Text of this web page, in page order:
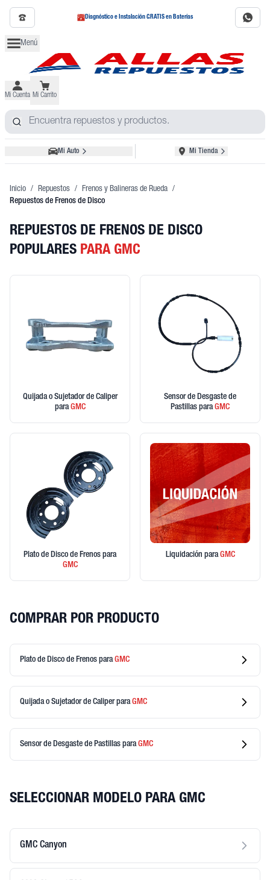
Diagnóstico e Instalación GRATIS en Baterías
Menú
Mi Cuenta Mi Carrito
Mi Auto Mi Tienda
Inicio / Repuestos / Frenos y Balineras de Rueda /
Repuestos de Frenos de Disco
REPUESTOS DE FRENOS DE DISCO
POPULARES PARA GMC
Quijada o Sujetador de Caliper
paraGMC
Sensor de Desgaste de
Pastillas paraGMC
Plato de Disco de Frenos para
GMC
Liquidación paraGMC
COMPRAR POR PRODUCTO
Plato de Disco de Frenos paraGMC
Quijada o Sujetador de CaliperparaGMC
Sensor de Desgaste de Pastillas paraGMC
SELECCIONAR MODELO PARA GMC
GMC Canyon